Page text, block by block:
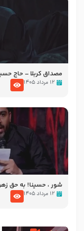
مصداق کربلا – حاج
۱۲ مرداد ۱۴۰۵
شور ، حسینا! به‌ حق
محرّم 1405
۱۲ مرداد ۱۴۰۵